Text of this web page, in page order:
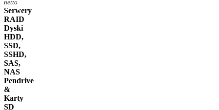
netto
Serwery
RAID
Dyski
HDD,
SSD,
SSHD,
SAS,
NAS
Pendrive
&
Karty
SD